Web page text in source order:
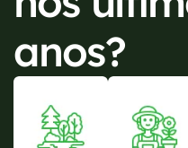
anos?